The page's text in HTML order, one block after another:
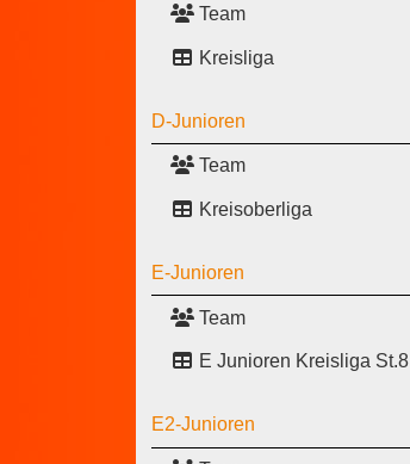
Team
Kreisliga
D-Junioren
Team
Kreisoberliga
E-Junioren
Team
E Junioren Kreisliga St.8
E2-Junioren